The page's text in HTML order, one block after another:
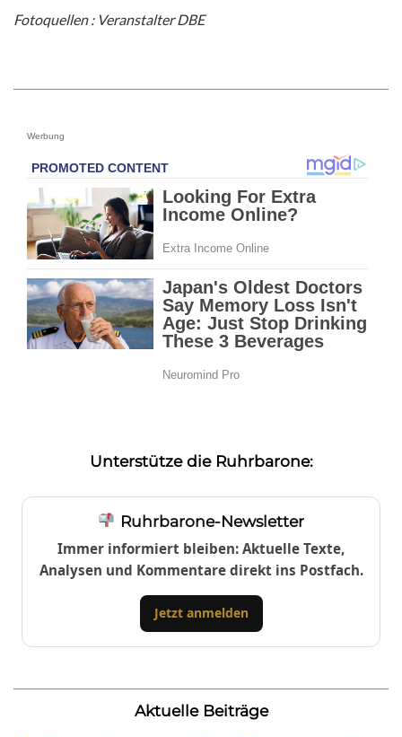
Fotoquellen : Veranstalter DBE
Werbung
Unterstütze die Ruhrbarone:
Ruhrbarone-Newsletter
Immer informiert bleiben: Aktuelle Texte,
Analysen und Kommentare direkt ins Postfach.
Jetzt anmelden
Aktuelle Beiträge